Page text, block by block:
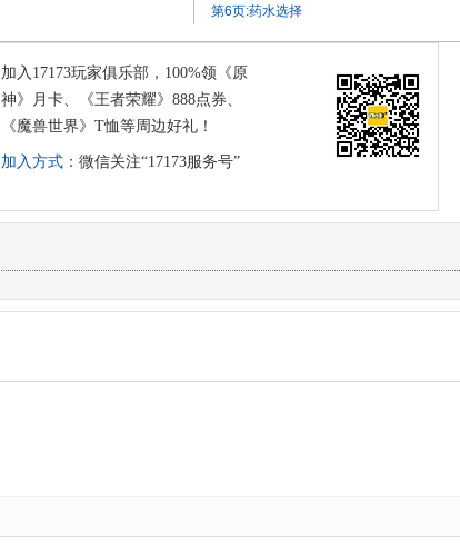
第6页:药水选择
加入17173玩家俱乐部，100%领《原
神》月卡、《王者荣耀》888点券、
《魔兽世界》T恤等周边好礼！
加入方式： 微信关注“17173服务号”